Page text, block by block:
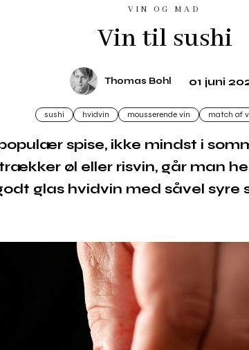
VIN OG MAD
Vin til sushi
Thomas Bohl 01 juni
sushi hvidvin mousserende vin match af
spise, ikke mindst i
øl eller risvin, går man
glas hvidvin med såvel syre